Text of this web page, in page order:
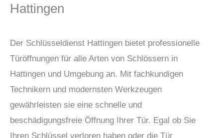
Hattingen
Der Schlüsseldienst Hattingen bietet professionelle
Türöffnungen für alle Arten von Schlössern in
Hattingen und Umgebung an. Mit fachkundigen
Technikern und modernsten Werkzeugen
gewährleisten sie eine schnelle und
beschädigungsfreie Öffnung Ihrer Tür. Egal ob Sie
Ihren Schlüssel verloren haben oder die Tür